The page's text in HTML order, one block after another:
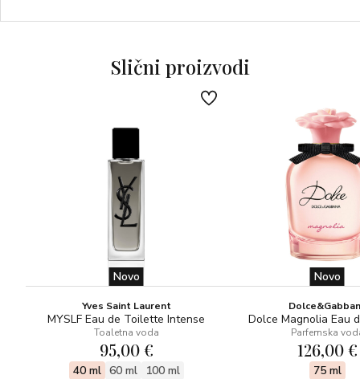
Slični proizvodi
Novo
Yves Saint Laurent
MYSLF Eau de Toilette Intense
Toaletna voda
95,00 €
40 ml 60 ml 100 ml
Novo
Dolce Magnolia Eau
Parfemska
126,00 €
75 ml